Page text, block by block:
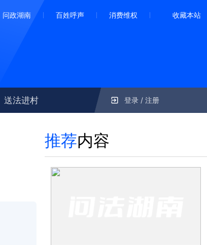
问政湖南 百姓呼声 消费维权 收藏本站
送法进村 登录 / 注册
推荐内容